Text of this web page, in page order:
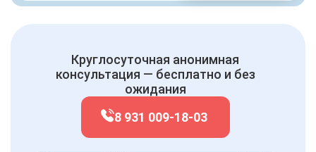
Круглосуточная анонимная
консультация — бесплатно и без
ожидания
8 931 009-18-03